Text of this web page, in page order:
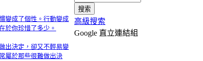
變成了個性。行動變成
於你珍惜了多少。
出決定，卻又不輕易變
屬於那些很難做出決
高級搜索
Google 直立連結組